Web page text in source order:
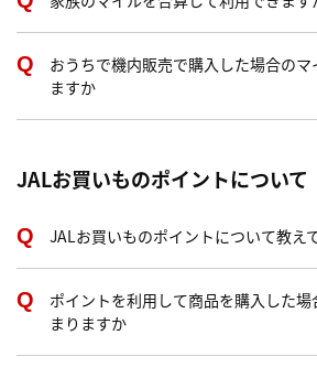
おうちで機内販売で購入した場合のマ
ますか
JALお買いものポイントについて
JALお買いものポイントについて教え
ポイントを利用して商品を購入した
まりますか